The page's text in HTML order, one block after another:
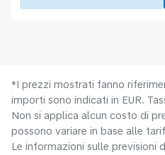
*I prezzi mostrati fanno
importi sono indicati in EUR.
Non si applica alcun costo di
possono variare in base alle
Le informazioni sulle previsioni